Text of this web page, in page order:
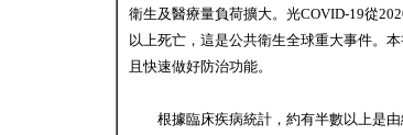
衛生及醫療量負荷擴大。光COVID-19從
以上死亡，這是公共衛生全球重大事件。
且快速做好防治功能。
根據臨床疾病統計，約有半數以上是由